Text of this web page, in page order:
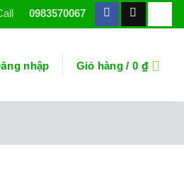
0983570067
nhập Giỏ hàng / 0 ₫